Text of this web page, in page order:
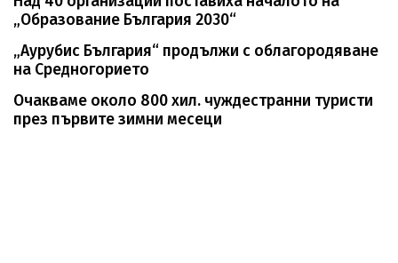
„Образование България 2030“
„Аурубис България“ продължи с облагородяване
на Средногорието
Очакваме около 800 хил. чуждестранни туристи
през първите зимни месеци